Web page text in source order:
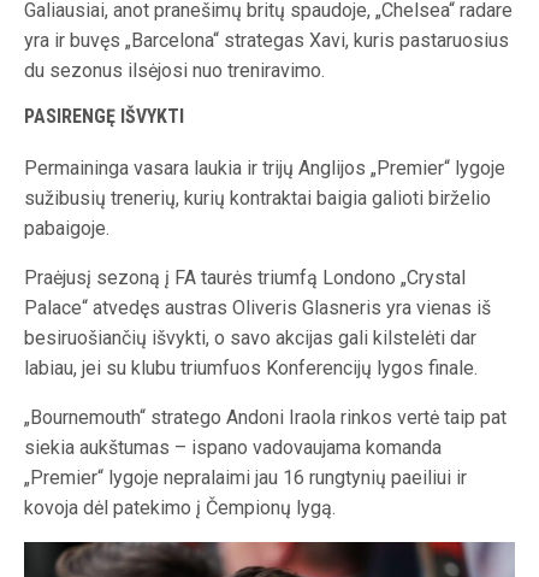
Galiausiai, anot pranešimų britų spaudoje, „Chelsea“ radare
yra ir buvęs „Barcelona“ strategas Xavi, kuris pastaruosius
du sezonus ilsėjosi nuo treniravimo.
PASIRENGĘ IŠVYKTI
Permaininga vasara laukia ir trijų Anglijos „Premier“ lygoje
sužibusių trenerių, kurių kontraktai baigia galioti birželio
pabaigoje.
Praėjusį sezoną į FA taurės triumfą Londono „Crystal
Palace“ atvedęs austras Oliveris Glasneris yra vienas iš
besiruošiančių išvykti, o savo akcijas gali kilstelėti dar
labiau, jei su klubu triumfuos Konferencijų lygos finale.
„Bournemouth“ stratego Andoni Iraola rinkos vertė taip pat
siekia aukštumas – ispano vadovaujama komanda
„Premier“ lygoje nepralaimi jau 16 rungtynių paeiliui ir
kovoja dėl patekimo į Čempionų lygą.